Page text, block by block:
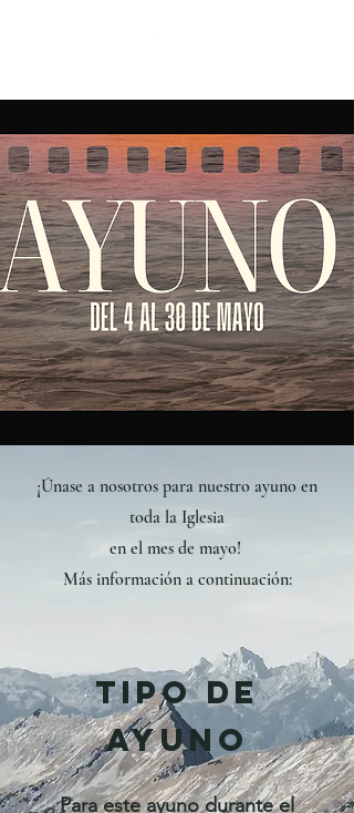
¡Únase a nosotros para nuestro ayuno en
toda la Iglesia
en el mes de mayo!
Más información a continuación:
Tipo de
ayuno
Para este ayuno durante el